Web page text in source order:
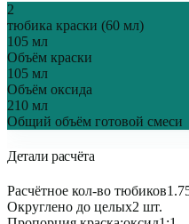
2
тюбика краски (60 мл)
105 мл
Объём краски
105 мл
Объём оксида
210 мл
Общий объём готовой смеси
Детали расчёта
Расчётное кол-во тюбиков
Округлено до целых2 шт.